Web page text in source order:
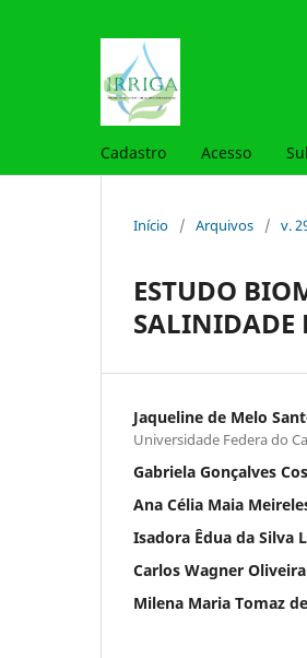
Cadastro Acesso
Início / Arquivos / v.
ESTUDO
SALINIDADE
Jaqueline de Melo
Universidade Federa do
Gabriela Gonçalves
Ana Célia Maia
Isadora Êdua da Silva
Carlos Wagner Oliveira
Milena Maria Tomaz